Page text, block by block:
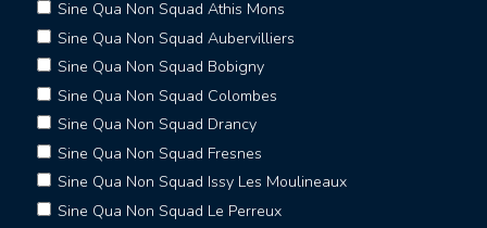
Sine Qua Non Squad Athis Mons
Sine Qua Non Squad Aubervilliers
Sine Qua Non Squad Bobigny
Sine Qua Non Squad Colombes
Sine Qua Non Squad Drancy
Sine Qua Non Squad Fresnes
Sine Qua Non Squad Issy Les Moulineaux
Sine Qua Non Squad Le Perreux